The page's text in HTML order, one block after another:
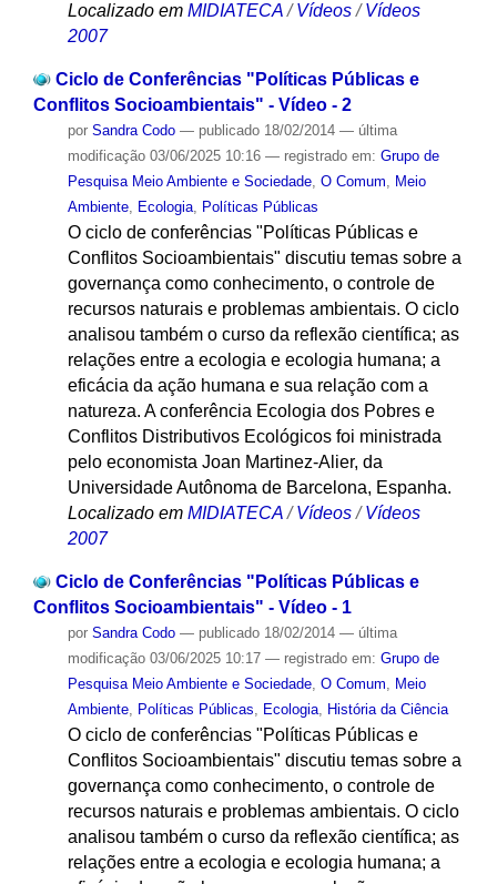
Localizado em MIDIATECA /Vídeos /Vídeos
2007
Ciclo de Conferências "Políticas Públicas e
Conflitos Socioambientais" - Vídeo - 2
por Sandra Codo — publicado18/02/2014 — última
modificação03/06/2025 10:16 — registrado em: Grupo de
Pesquisa Meio Ambiente e Sociedade, O Comum, Meio
Ambiente, Ecologia, Políticas Públicas
O ciclo de conferências "Políticas Públicas e
Conflitos Socioambientais" discutiu temas sobre a
governança como conhecimento, o controle de
recursos naturais e problemas ambientais. O ciclo
analisou também o curso da reflexão científica; as
relações entre a ecologia e ecologia humana; a
eficácia da ação humana e sua relação com a
natureza. A conferência Ecologia dos Pobres e
Conflitos Distributivos Ecológicos foi ministrada
pelo economista Joan Martinez-Alier, da
Universidade Autônoma de Barcelona, Espanha.
Localizado em MIDIATECA /Vídeos /Vídeos
2007
Ciclo de Conferências "Políticas Públicas e
Conflitos Socioambientais" - Vídeo - 1
por Sandra Codo — publicado18/02/2014 — última
modificação03/06/2025 10:17 — registrado em: Grupo de
Pesquisa Meio Ambiente e Sociedade, O Comum
Meio
Ambiente, Políticas Públicas Ecologia, História da Ciência
O ciclo de conferências "Políticas Públicas e
Conflitos Socioambientais" discutiu temas sobre a
governança como conhecimento, o controle de
recursos naturais e problemas ambientais. O ciclo
analisou também o curso da reflexão científica; as
relações entre a ecologia e ecologia humana; a